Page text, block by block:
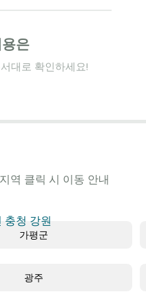
은
대로 확인하세요!
충청 강원
가평군
광주